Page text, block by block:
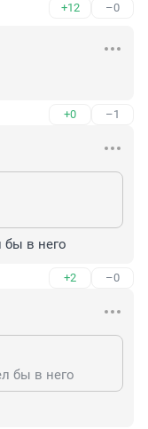
+12 –0
+0 –1
бы в него
+2 –0
бы в него